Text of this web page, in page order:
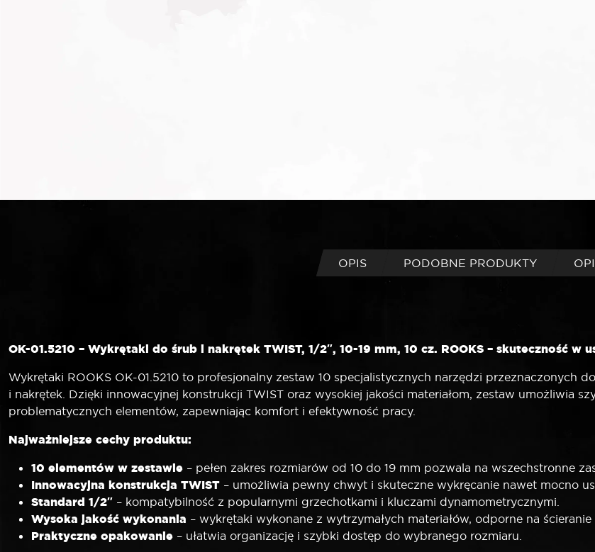
OPIS PODOBNE PRODUKTY
OK-01.5210 – Wykrętaki do śrub i nakrętek TWIST, 1/2″, 10-19 mm, 10 cz. ROOKS – skuteczność w
Wykrętaki ROOKS OK-01.5210 to profesjonalny zestaw 10 specjalistycznych narzędzi przeznaczonych
i nakrętek. Dzięki innowacyjnej konstrukcji TWIST oraz wysokiej jakości materiałom, zestaw umożliwia
problematycznych elementów, zapewniając komfort i efektywność pracy.
Najważniejsze cechy produktu:
10 elementów w zestawie – pełen zakres rozmiarów od 10 do 19 mm pozwala na wszechstronne
Innowacyjna konstrukcja TWIST – umożliwia pewny chwyt i skuteczne wykręcanie nawet mocno
Standard 1/2″ – kompatybilność z popularnymi grzechotkami i kluczami dynamometrycznymi.
Wysoka jakość wykonania – wykrętaki wykonane z wytrzymałych materiałów, odporne na
Praktyczne opakowanie – ułatwia organizację i szybki dostęp do wybranego rozmiaru.